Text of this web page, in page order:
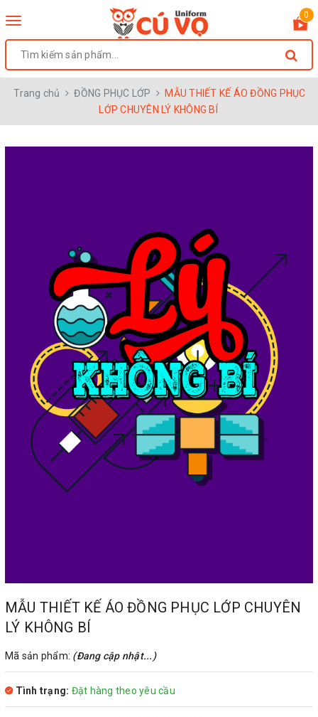
Toggle
0
Trang chủ ĐỒNG PHỤC LỚP
MẪU THIẾT KẾ ÁO ĐỒNG PHỤC
LỚP CHUYÊN LÝ KHÔNG BÍ
MẪU THIẾT KẾ ÁO ĐỒNG PHỤC LỚP CHUYÊN
LÝ KHÔNG BÍ
Mã sản phẩm: (Đang cập nhật...)
Tình trạng: Đặt hàng theo yêu cầu